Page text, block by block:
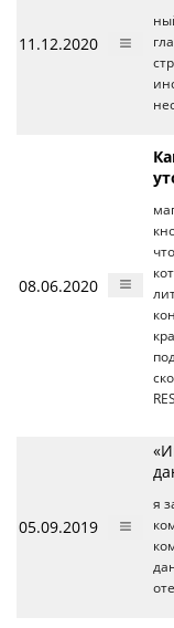
11.12.2020
08.06.2020
05.09.2019
я